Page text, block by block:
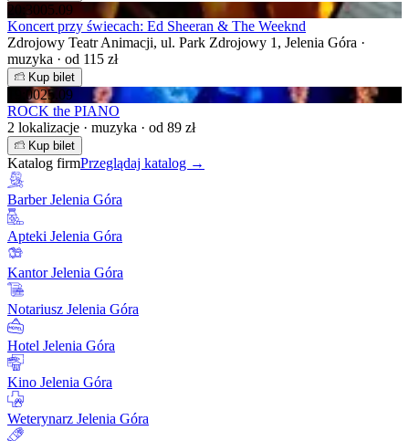
20:3005.09
Koncert przy świecach: Ed Sheeran & The Weeknd
Zdrojowy Teatr Animacji, ul. Park Zdrojowy 1, Jelenia Góra ·
muzyka · od 115 zł
Kup bilet
19:0025.09
ROCK the PIANO
2 lokalizacje · muzyka · od 89 zł
Kup bilet
Katalog firmPrzeglądaj katalog →
Barber Jelenia Góra
Apteki Jelenia Góra
Kantor Jelenia Góra
Notariusz Jelenia Góra
Hotel Jelenia Góra
Kino Jelenia Góra
Weterynarz Jelenia Góra